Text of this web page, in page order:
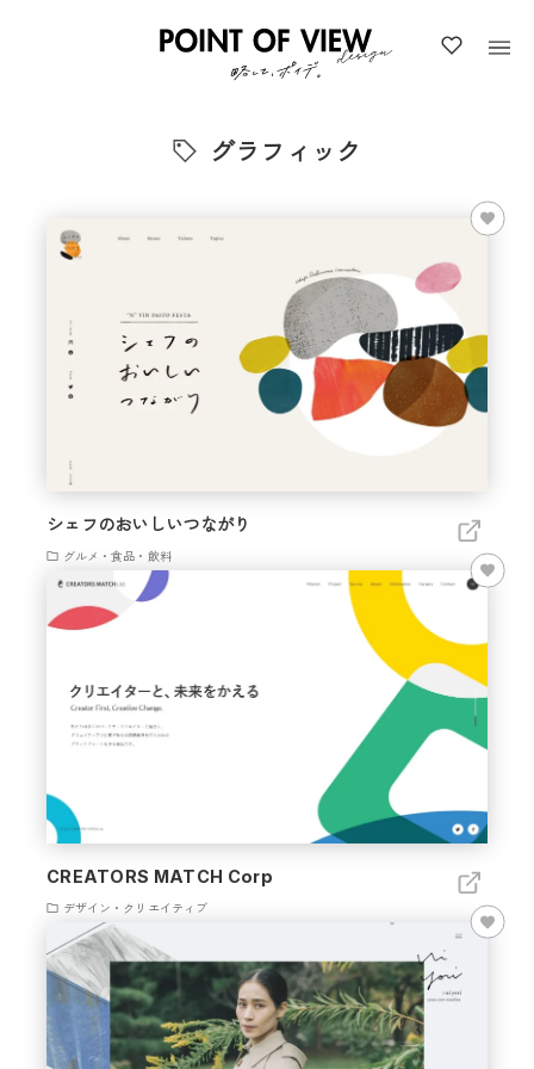
グラフィック
シェフのおいしいつながり
グルメ・食品・飲料
CREATORS MATCH Corp
デザイン・クリエイティブ